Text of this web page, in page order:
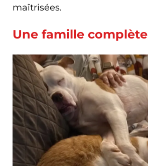
maîtrisées.
Une famille complète